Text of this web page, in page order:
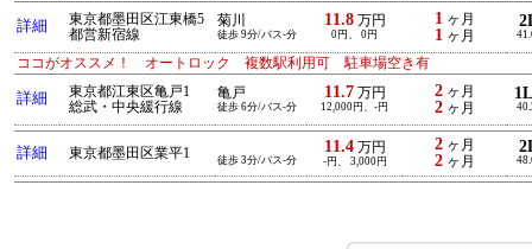
詳細
東京都墨田区江東橋5
都営新宿線
菊川
徒歩 9分/バス-分
11.8万円
0円、 0円
1 ヶ月
1 ヶ月
ココがオススメ！ オートロック 複数駅利用可 駐車場空き有
詳細
東京都江東区亀戸1
総武・中央緩行線
亀戸
徒歩 6分/バス-分
11.7万円
12,000円、-円
2ヶ月
2ヶ月
詳細 東京都墨田区業平1 徒歩 3分/バス-分
11.4万円
-円、 3,000円
2ヶ月
2ヶ月